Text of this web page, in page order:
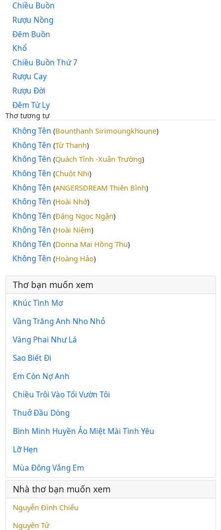
Chiều Buồn
Rượu Nồng
Đêm Buồn
Khổ
Chiều Buồn Thứ 7
Rượu Cay
Rượu Đời
Đêm Từ Ly
Thơ tương tự
Không Tên (Bounthanh Sirimoungkhoune)
Không Tên (Từ Thanh)
Không Tên (Quách Tỉnh -Xuân Trường)
Không Tên (Chuột Nhi)
Không Tên (ANGERSDREAM Thiên Bình)
Không Tên (Hoài Nhớ)
Không Tên (Đặng Ngọc Ngận)
Không Tên (Hoài Niệm)
Không Tên (Donna Mai Hồng Thu)
Không Tên (Hoàng Hảo)
Thơ bạn muốn xem
Khúc Tình Mơ
Vầng Trăng Anh Nho Nhỏ
Vàng Phai Như Lá
Sao Biết Đi
Em Còn Nợ Anh
Chiều Trôi Vào Tối Vườn Tôi
Thuở Đầu Dòng
Bình Minh Huyền Ảo Miệt Mài Tình Yêu
Lỡ Hẹn
Mùa Đông Vắng Em
Nhà thơ bạn muốn xem
Nguyễn Đình Chiểu
Nguyên Tử